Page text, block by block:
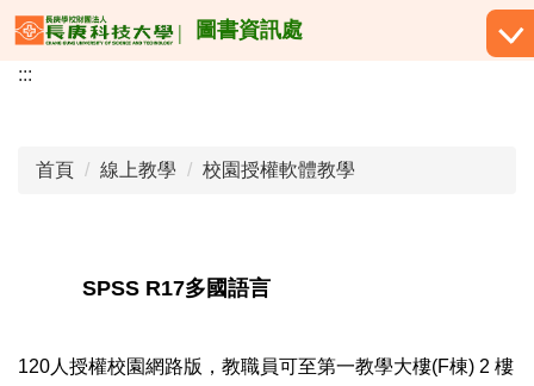
跳
到
主
圖書資訊處
:::
首頁 線上教學 校園授權軟體教學
SPSS R17多國語言
120人授權校園網路版，教職員可至第一教學大樓(F棟) 2 樓